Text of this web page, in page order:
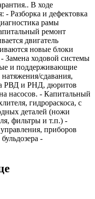
В ходе
- Разборка и дефектовка
рамы
ремонт
двигатель
новые блоки
Замена ходовой системы
и поддерживающие
сдавания,
РВД и РНД, дюритов
насосов. - Капитальный
гидрораскоса, с
деталей (ножи
фильтры и т.п.) -
приборов
-